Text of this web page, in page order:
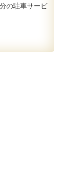
の駐車サービ